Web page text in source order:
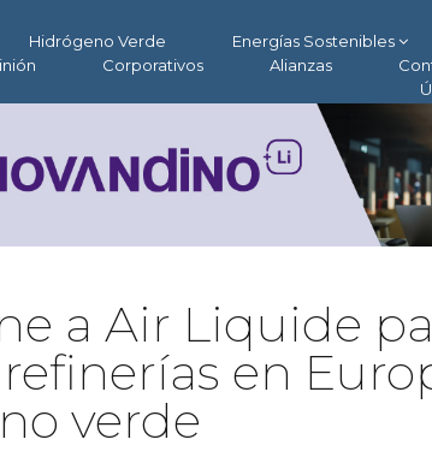
Hidrógeno Verde Energías Sostenibles
Corporativos Alianzas
a Air Liquide
en
verde